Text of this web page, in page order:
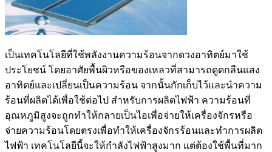
เป็นเทคโนโลยีที่ใช้พลังงานความร้อนจากดวงอาทิตย์มาใช้
ประโยชน์ โดยอาศัยพื้นผิวหรือของเหลวที่สามารถดูดกลืนแสง
อาทิตย์และเปลี่ยนเป็นความร้อน จากนั้นกักเก็บไว้และนำความ
ร้อนที่ผลิตได้เพื่อใช้ต่อไป สำหรับการผลิตไฟฟ้า ความร้อนที่
อุณหภูมิสูงจะถูกทำให้กลายเป็นไอเพื่อจ่ายให้เครื่องจักรหรือ
จ่ายความร้อนโดยตรงเพื่อทำให้เครื่องจักรร้อนและทำการผลิต
ไฟฟ้า เทคโนโลยีนี้จะให้กำลังไฟฟ้าสูงมาก แต่ต้องใช้พื้นที่มาก